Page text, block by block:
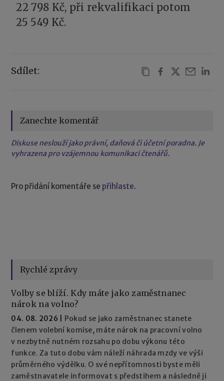
22 798 Kč, při rekvalifikaci potom
25 549 Kč.
Sdílet:
Zanechte komentář
Diskuse neslouží jako právní, daňová či účetní poradna. Je
vyhrazena pro vzájemnou komunikaci čtenářů.
Pro přidání komentáře se přihlaste.
Rychlé zprávy
Volby se blíží. Kdy máte jako zaměstnanec
nárok na volno?
04. 08. 2026
Pokud se jako zaměstnanec stanete
členem volební komise, máte nárok na pracovní volno
v nezbytně nutném rozsahu po dobu výkonu této
funkce. Za tuto dobu vám náleží náhrada mzdy ve výši
průměrného výdělku. O své nepřítomnosti byste měli
zaměstnavatele informovat s předstihem a následně ji